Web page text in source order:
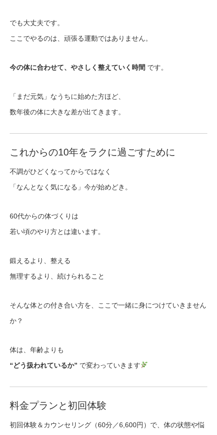
でも大丈夫です。
ここでやるのは、頑張る運動ではありません。
今の体に合わせて、やさしく整えていく時間 です。
「まだ元気」なうちに始めた方ほど、
数年後の体に大きな差が出てきます。
これからの10年をラクに過ごすために
不調がひどくなってからではなく
「なんとなく気になる」今が始めどき。
60代からの体づくりは
若い頃のやり方とは違います。
鍛えるより、整える
無理するより、続けられること
そんな体との付き合い方を、ここで一緒に身につけていきません
か？
体は、年齢よりも
“どう扱われているか” で変わっていきます
料金プランと初回体験
初回体験＆カウンセリング（60分／6,600円）で、体の状態や悩